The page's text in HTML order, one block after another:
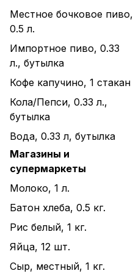
Местное бочковое пиво,
0.5 л.
Импортное пиво, 0.33
л., бутылка
Кофе капучино, 1 стакан
Кола/Пепси, 0.33 л.,
бутылка
Вода, 0.33 л, бутылка
Магазины и
супермаркеты
Молоко, 1 л.
Батон хлеба, 0.5 кг.
Рис белый, 1 кг.
Яйца, 12 шт.
Сыр, местный, 1 кг.